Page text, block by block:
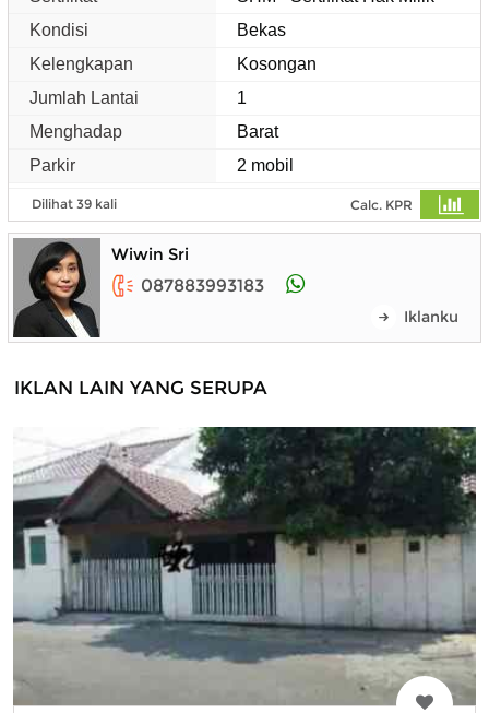
Kondisi
Bekas
Kelengkapan
Kosongan
Jumlah Lantai
1
Menghadap
Barat
Parkir
2 mobil
Dilihat 39 kali Calc. KPR
Wiwin Sri
087883993183
Iklanku
IKLAN LAIN YANG SERUPA